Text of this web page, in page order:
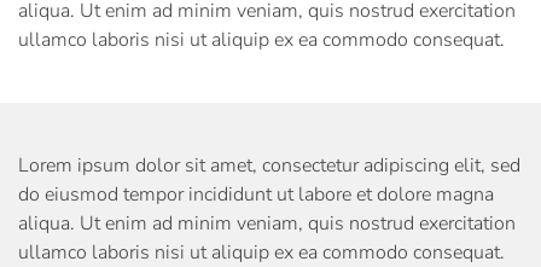
aliqua. Ut enim ad minim veniam, quis nostrud exercitation
ullamco laboris nisi ut aliquip ex ea commodo consequat.
Lorem ipsum dolor sit amet, consectetur adipiscing elit, sed
do eiusmod tempor incididunt ut labore et dolore magna
aliqua. Ut enim ad minim veniam, quis nostrud exercitation
ullamco laboris nisi ut aliquip ex ea commodo consequat.